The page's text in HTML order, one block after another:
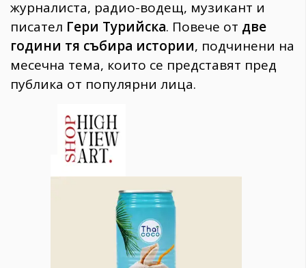
журналиста, радио-водещ, музикант и
писател Гери Турийска. Повече от две
години тя събира истории, подчинени на
месечна тема, които се представят пред
публика от популярни лица.